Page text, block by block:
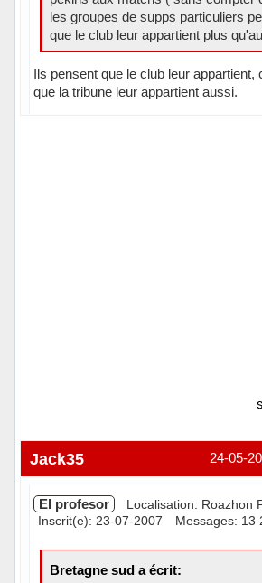
les groupes de supps particuliers
que le club leur appartient plus
Ils pensent que le club leur appartient,
que la tribune leur appartient aussi.
24-05-
Jack35
El profesor
Localisation: Roazhon
Inscrit(e): 23-07-2007
Messages: 13
Bretagne sud a écrit: